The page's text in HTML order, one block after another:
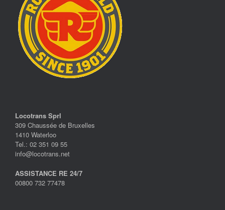
Locotrans Sprl
309 Chaussée de Bruxelles
1410 Waterloo
Tel.: 02 351 09 55
info@locotrans.net
ASSISTANCE RE 24/7
00800 732 77478